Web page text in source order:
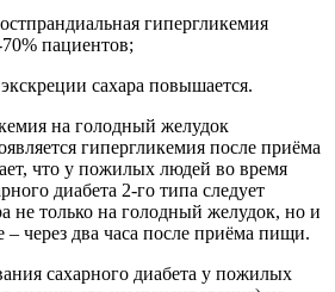
гипергликемия
пациентов;
сахара повышается.
на голодный желудок
гипергликемия после приёма
что у пожилых людей во время
диабета 2-го типа следует
не только на голодный желудок, но и
– через два часа после приёма пищи.
сахарного диабета у пожилых